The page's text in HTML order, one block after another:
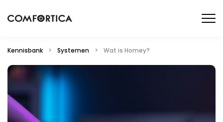
Kennisbank > Systemen > Wat is Homey?